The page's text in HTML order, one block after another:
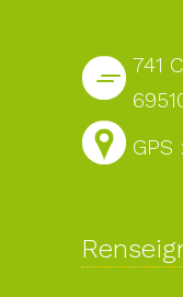
741
GPS